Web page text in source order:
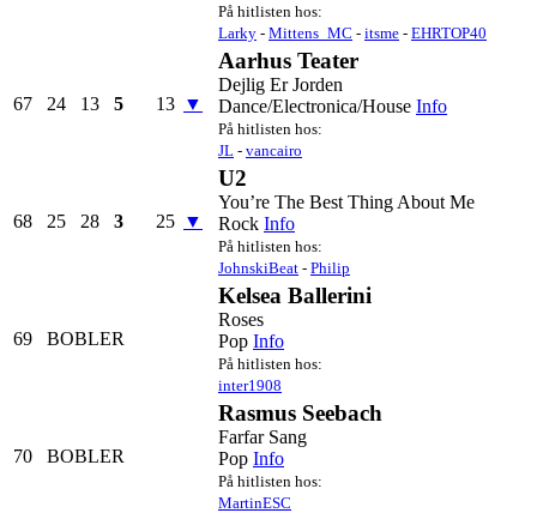
På hitlisten hos:
Larky - Mittens_MC - itsme - EHRTOP40
67 24 13 5 13 ▼
Aarhus Teater
Dejlig Er Jorden
Dance/Electronica/House Info
På hitlisten hos:
JL - vancairo
68 25 28 3 25 ▼
U2
You’re The Best Thing About Me
Rock Info
På hitlisten hos:
JohnskiBeat - Philip
69 BOBLER
Kelsea Ballerini
Roses
Pop Info
På hitlisten hos:
inter1908
70 BOBLER
Rasmus Seebach
Farfar Sang
Pop Info
På hitlisten hos:
MartinESC